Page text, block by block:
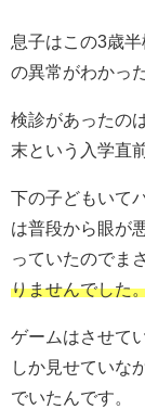
息子はこの3歳
の異常がわかっ
検診があったの
末という入学直前
下の子どもいて
は普段から眼が
っていたのでま
りませんでした
ゲームはさせて
しか見せていな
でいたんです。